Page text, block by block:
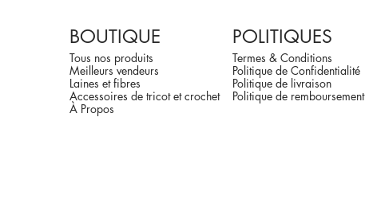
BOUTIQUE
Tous nos produits
Meilleurs vendeurs
Laines et fibres
Accessoires de tricot et crochet
À Propos
POLITIQUES
Termes & Conditions
Politique de Confidentialité
Politique de livraison
Politique de remboursement